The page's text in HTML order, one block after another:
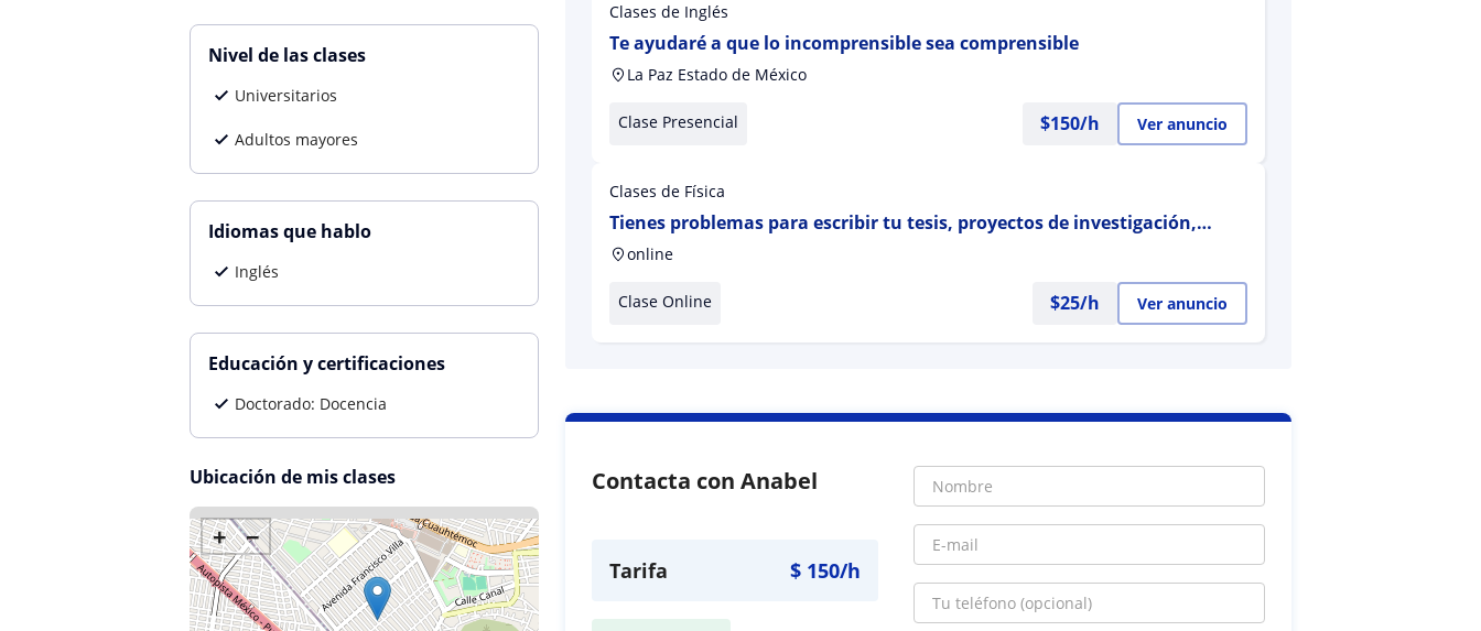
Nivel de las clases
Universitarios
Adultos mayores
Idiomas que hablo
Inglés
Educación y certificaciones
Doctorado: Docencia
Ubicación de mis clases
+ −
Clases de Inglés
Te ayudaré a que lo incomprensible sea comprensible
La Paz Estado de México
Clase Presencial $150/h Ver anuncio
Clases de Física
Tienes problemas para escribir tu tesis, proyectos de investigación,
metodologia de investigación, ensayos, artículos? Yo te ayudo
online
Clase Online $25/h Ver anuncio
Contacta con Anabel
Tarifa $ 150/h